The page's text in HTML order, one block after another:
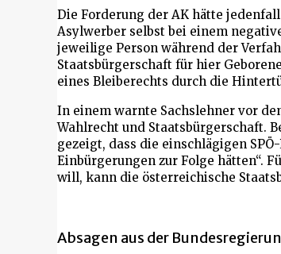
Die Forderung der AK hätte
Asylwerber selbst bei einem
jeweilige Person während der
Staatsbürgerschaft für hier
eines Bleiberechts durch die
In einem warnte Sachslehner vor
Wahlrecht und Staatsbürgerschaft.
gezeigt, dass die einschlägigen
Einbürgerungen zur Folge hätten“.
will, kann die österreichische
Absagen aus der